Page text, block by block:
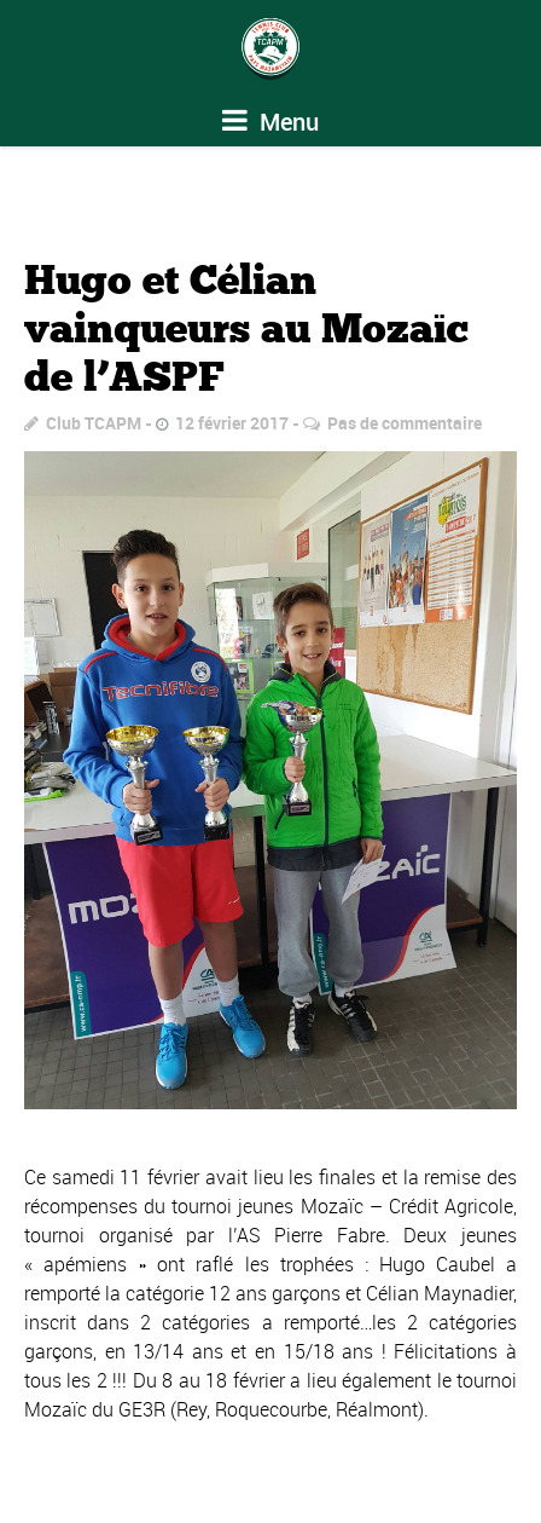
Menu
Hugo et Célian
vainqueurs au Mozaïc
de l’ASPF
Club TCAPM 12 février 2017 Pas de commentaire
Ce samedi 11 février avait lieu les finales et la remise des
récompenses du tournoi jeunes Mozaïc – Crédit Agricole,
tournoi organisé par l’AS Pierre Fabre. Deux jeunes
« apémiens » ont raflé les trophées : Hugo Caubel a
remporté la catégorie 12 ans garçons et Célian Maynadier,
inscrit dans 2 catégories a remporté…les 2 catégories
garçons, en 13/14 ans et en 15/18 ans ! Félicitations à
tous les 2 !!! Du 8 au 18 février a lieu également le tournoi
Mozaïc du GE3R (Rey, Roquecourbe, Réalmont).